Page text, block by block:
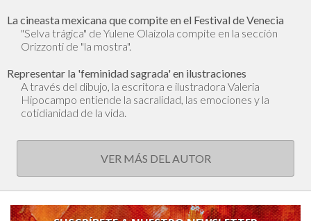
La cineasta mexicana que compite en el Festival de Venecia
"Selva trágica" de Yulene Olaizola compite en la sección
Orizzonti de "la mostra".
Representar la 'feminidad sagrada' en ilustraciones
A través del dibujo, la escritora e ilustradora Valeria
Hipocampo entiende la sacralidad, las emociones y la
cotidianidad de la vida.
VER MÁS DEL AUTOR